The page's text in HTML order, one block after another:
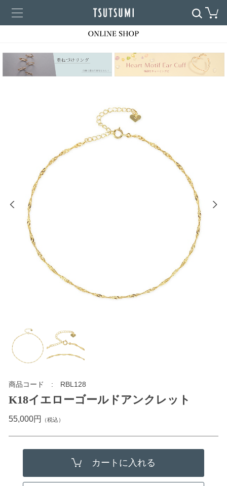
商品コード RBL128
K18イエローゴールドアンクレット
55,000円 （税込）